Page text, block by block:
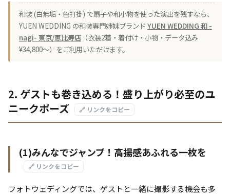
和装 (白無垢・色打掛) で扇子や和小物を使った演出を残すなら、
YUEN WEDDING の和装専門姉妹ブランド YUEN WEDDING 和 -
nagi- 東京/恵比寿店 （衣装2着・着付け・小物・データ込み
¥34,800〜）をご利用いただけます。
2. ゲストも巻き込める！盛り上がり必至のユ
ニークポーズ
🔗 リンクをコピー
(1)みんなでジャンプ！高揚感あふれる一枚を
🔗 リンクをコピー
フォトウェディングでは、ゲストと一緒に撮影する機会も多